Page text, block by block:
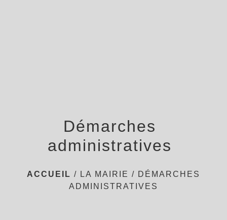
Démarches
administratives
ACCUEIL / LA MAIRIE / DÉMARCHES
ADMINISTRATIVES